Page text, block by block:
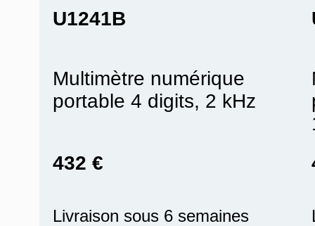
U1241B
Multimètre numérique
portable 4 digits, 2 kHz
432 €
Livraison sous 6 semaines